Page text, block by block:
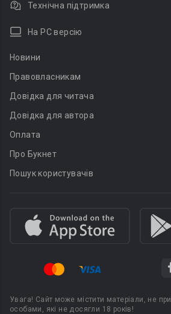
Технічна підтримка
На PC версію
Новини
Правовласникам
Довідка для читача
Довідка для автора
Оплата
Про Букнет
Пошук користувачів
Увага! Сайт може містити матеріали, не
особами, які не досягли 18 років!